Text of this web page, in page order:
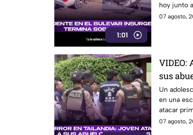
1:01
hoy junto
07 agosto,
VIDEO:
sus
Un
en una
atacar
07 agosto,